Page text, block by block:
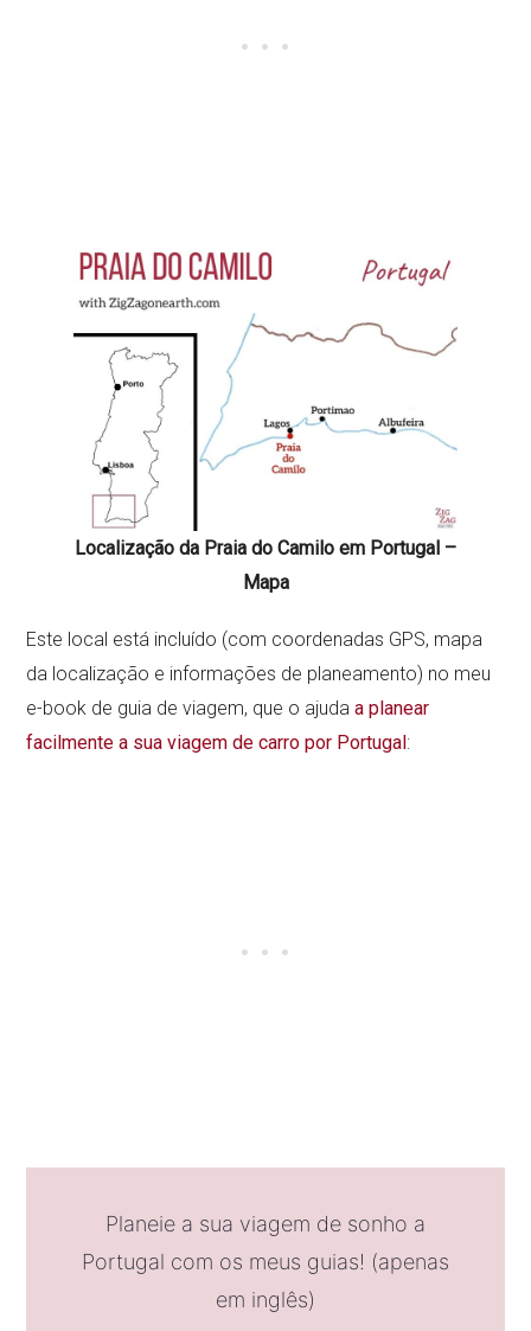
Localização da Praia do Camilo em Portugal –
Mapa
Este local está incluído (com coordenadas GPS, mapa
da localização e informações de planeamento) no meu
e-book de guia de viagem, que o ajudaa planear
facilmente a sua viagem de carro por Portugal:
Planeie a sua viagem de sonho a
Portugal com os meus guias! (apenas
em inglês)